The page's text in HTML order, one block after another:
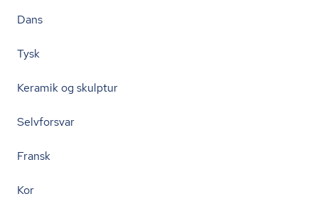
Dans
Tysk
Keramik og skulptur
Selvforsvar
Fransk
Kor